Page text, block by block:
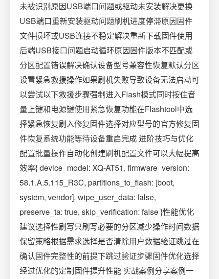
未被识别原因USB端口问题或驱动未安装解决更换
USB端口重新安装驱动问题刷机进度停滞原因固件
文件损坏或USB连接不稳定解决重新下载固件使用
后端USB接口问题启动循环原因固件版本不匹配或
分区配置错误解决确认设备型号兼容性恢复默认分区
设置紧急救援操作如果刷机失败导致设备无法启动可
以尝试以下救援步骤强制进入Flash模式同时按住音
量上键和电源键使用紧急恢复功能在Flashtool中选
择紧急恢复刷入修复固件选择对应型号的官方修复固
件恢复系统功能等待设备重启完成 进阶技巧与优化
配置批量操作自动化创建刷机配置文件可以大幅提高
效率{ device_model: XQ-AT51, firmware_version:
58.1.A.5.115_R3C, partitions_to_flash: [boot,
system, vendor], wipe_user_data: false,
preserve_ta: true, skip_verification: false }性能优化
建议选择性刷写只刷写必要的分区减少操作时间数据
保留策略根据需求选择是否清除用户数据验证跳过在
确认固件完整性的前提下跳过验证步骤固件优化选择
经过优化的定制固件提升性能 实战案例分享案例一